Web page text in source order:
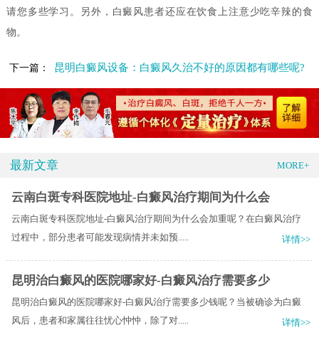
请您多些学习。另外，白癜风患者还应在饮食上注意少吃辛辣的食
物。
下一篇： 昆明白癜风设备：白癜风久治不好的原因都有哪些呢?
最新文章 MORE+
云南白斑专科医院地址-白癜风治疗期间为什么会
云南白斑专科医院地址-白癜风治疗期间为什么会加重呢？在白癜风治疗
过程中，部分患者可能发现病情并未如预.....
详情>>
昆明治白癜风的医院哪家好-白癜风治疗需要多少
昆明治白癜风的医院哪家好-白癜风治疗需要多少钱呢？当被确诊为白癜
风后，患者和家属往往忧心忡忡，除了对.....
详情>>